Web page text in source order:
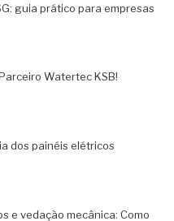
guia prático para empresas
Watertec KSB!
dos painéis elétricos
e vedação mecânica: Como